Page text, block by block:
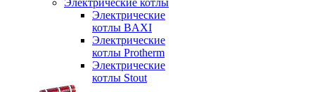
Электрические котлы
Электрические
котлы BAXI
Электрические
котлы Protherm
Электрические
котлы Stout